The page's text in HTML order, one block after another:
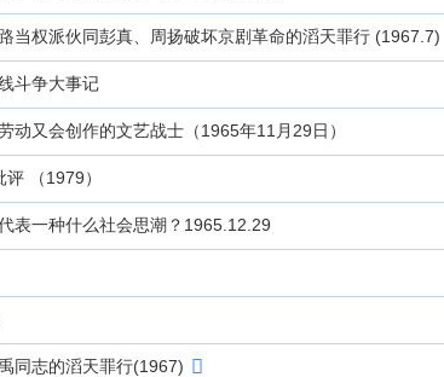
当权派伙同彭真、周扬破坏京剧革命的滔天罪行 (1967.7)
斗争大事记
动又会创作的文艺战士（1965年11月29日）
（1979）
表一种什么社会思潮？1965.12.29
同志的滔天罪行(1967)